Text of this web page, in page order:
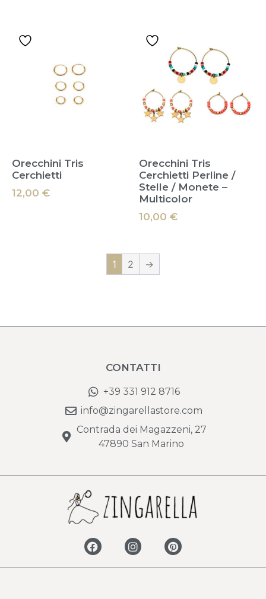
Orecchini Tris
Cerchietti
12,00 €
Orecchini Tris
Cerchietti Perline /
Stelle / Monete –
Multicolor
10,00 €
1 2 →
CONTATTI
+39 331 912 8716
info@zingarellastore.com
Contrada dei Magazzeni, 27
47890 San Marino